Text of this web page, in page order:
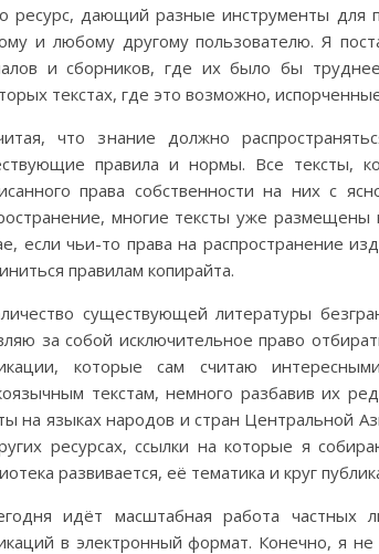
ресурс, дающий разные инструменты для
и любому другому пользователю. Я
и сборников, где их было бы
текстах, где это возможно,
что знание должно
правила и нормы. Все тексты,
права собственности на них с
многие тексты уже
если чьи-то права на распространение
правилам копирайта.
существующей литературы
за собой исключительное право
которые сам считаю
текстам, немного разбавив их
на языках народов и стран Центральной
ресурсах, ссылки на которые я
развивается, её тематика и круг
идёт масштабная работа
в электронный формат. Конечно, я